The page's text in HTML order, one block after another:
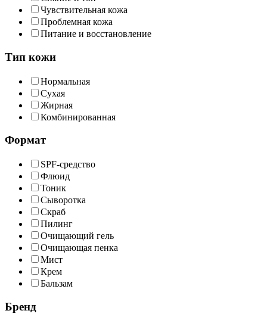
Чувствительная кожа
Проблемная кожа
Питание и восстановление
Тип кожи
Нормальная
Сухая
Жирная
Комбинированная
Формат
SPF-средство
Флюид
Тоник
Сыворотка
Скраб
Пилинг
Очищающий гель
Очищающая пенка
Мист
Крем
Бальзам
Бренд